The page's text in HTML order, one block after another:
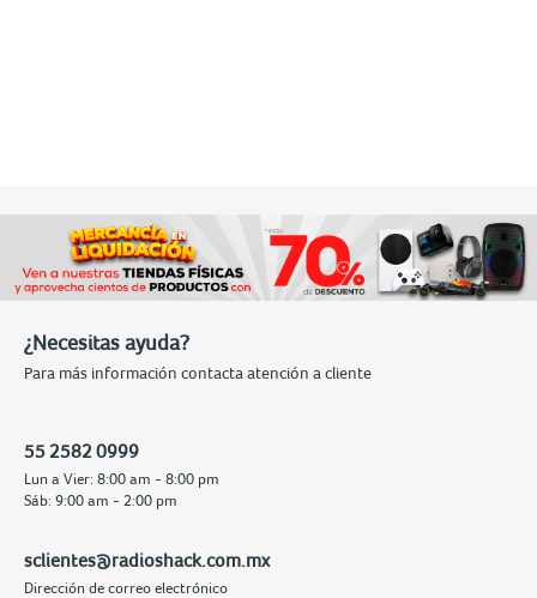
¿Necesitas ayuda?
Para más información contacta atención a cliente
55 2582 0999
Lun a Vier: 8:00 am - 8:00 pm
Sáb: 9:00 am - 2:00 pm
sclientes@radioshack.com.mx
Dirección de correo electrónico